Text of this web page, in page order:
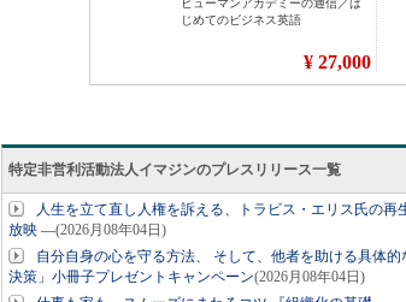
特定非営利活動法人イマジンのプレスリリース一覧
人生を立て直し人権を訴える、トラビス・エリス氏の
放映 ―(2026月08年04日)
自分自身の心を守る方法、 そして、他者を助ける具体
決策」小冊子プレゼントキャンペーン(2026月08年04日)